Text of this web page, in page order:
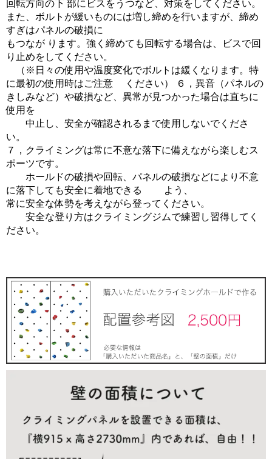
回転方向の下 部にビスをうつなど、対策をしてください。
また、ボルトが緩いものには増し締めを行いますが、締め
すぎはパネルの破損に
もつなが ります。強く締めても回転する場合は、ビスで回
り止めをしてください。
（※日々の使用や温度変化でボルトは緩くなります。特
に最初の使用時はご注意 ください） ６，異音（パネルの
きしみなど）や破損など、異常が見つかった場合は直ちに
使用を
中止し、安全が確認されるまで使用しないでくださ
い。
７，クライミングは常に不意な落下に備えながら楽しむス
ポーツです。
ホールドの破損や回転、パネルの破損などにより不意
に落下しても安全に着地できる よう、
常に安全な体勢を考えながら登ってください。
安全な登り方はクライミングジムで練習し習得してく
ださい。